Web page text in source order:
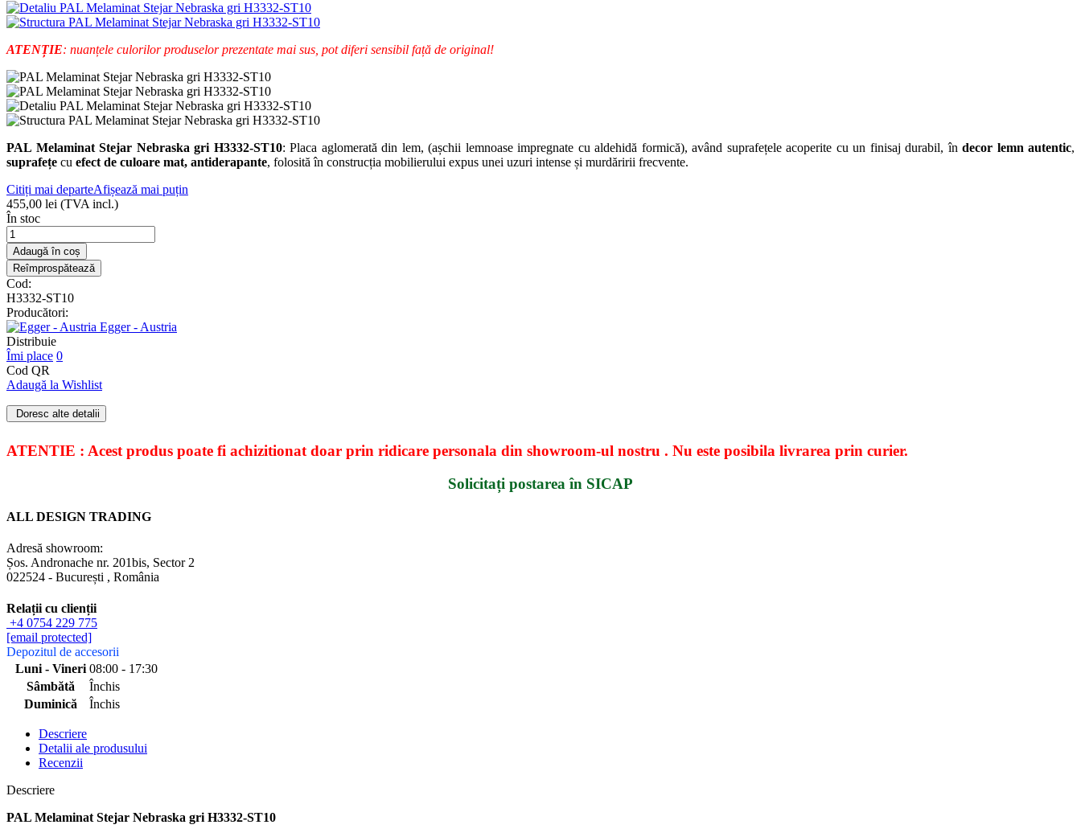
ATENȚIE: nuanțele culorilor produselor prezentate mai sus, pot diferi sensibil față de original!
PAL Melaminat Stejar Nebraska gri H3332-ST10: Placa aglomerată din lem, (așchii lemnoase impregnate cu aldehidă formică), având suprafețele acoperite cu un finisaj durabil, în decor lemn autentic,
suprafețe cu efect de culoare mat, antiderapante, folosită în construcția mobilierului expus unei uzuri intense și murdăririi frecvente.
Citiți mai departeAfișează mai puțin
455,00 lei (TVA incl.)
În stoc
Adaugă în coș
Cod:
H3332-ST10
Producători:
Egger - Austria
Distribuie
Îmi place 0
Cod QR
Adaugă la Wishlist
Doresc alte detalii
ATENTIE : Acest produs poate fi achizitionat doar prin ridicare personala din showroom-ul nostru . Nu este posibila livrarea prin curier.
Solicitați postarea în SICAP
ALL DESIGN TRADING
Adresă showroom:
Șos. Andronache nr. 201bis, Sector 2
022524 - București , România
Relații cu clienții
+4 0754 229 775
[email protected]
Depozitul de accesorii
Luni - Vineri 08:00 - 17:30
Sâmbătă
Închis
Duminică
Închis
Descriere
Detalii ale produsului
Recenzii
Descriere
PAL Melaminat Stejar Nebraska gri H3332-ST10